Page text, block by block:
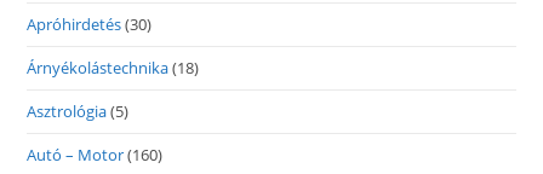
Apróhirdetés(30)
Árnyékolástechnika(18)
Asztrológia(5)
Autó – Motor(160)